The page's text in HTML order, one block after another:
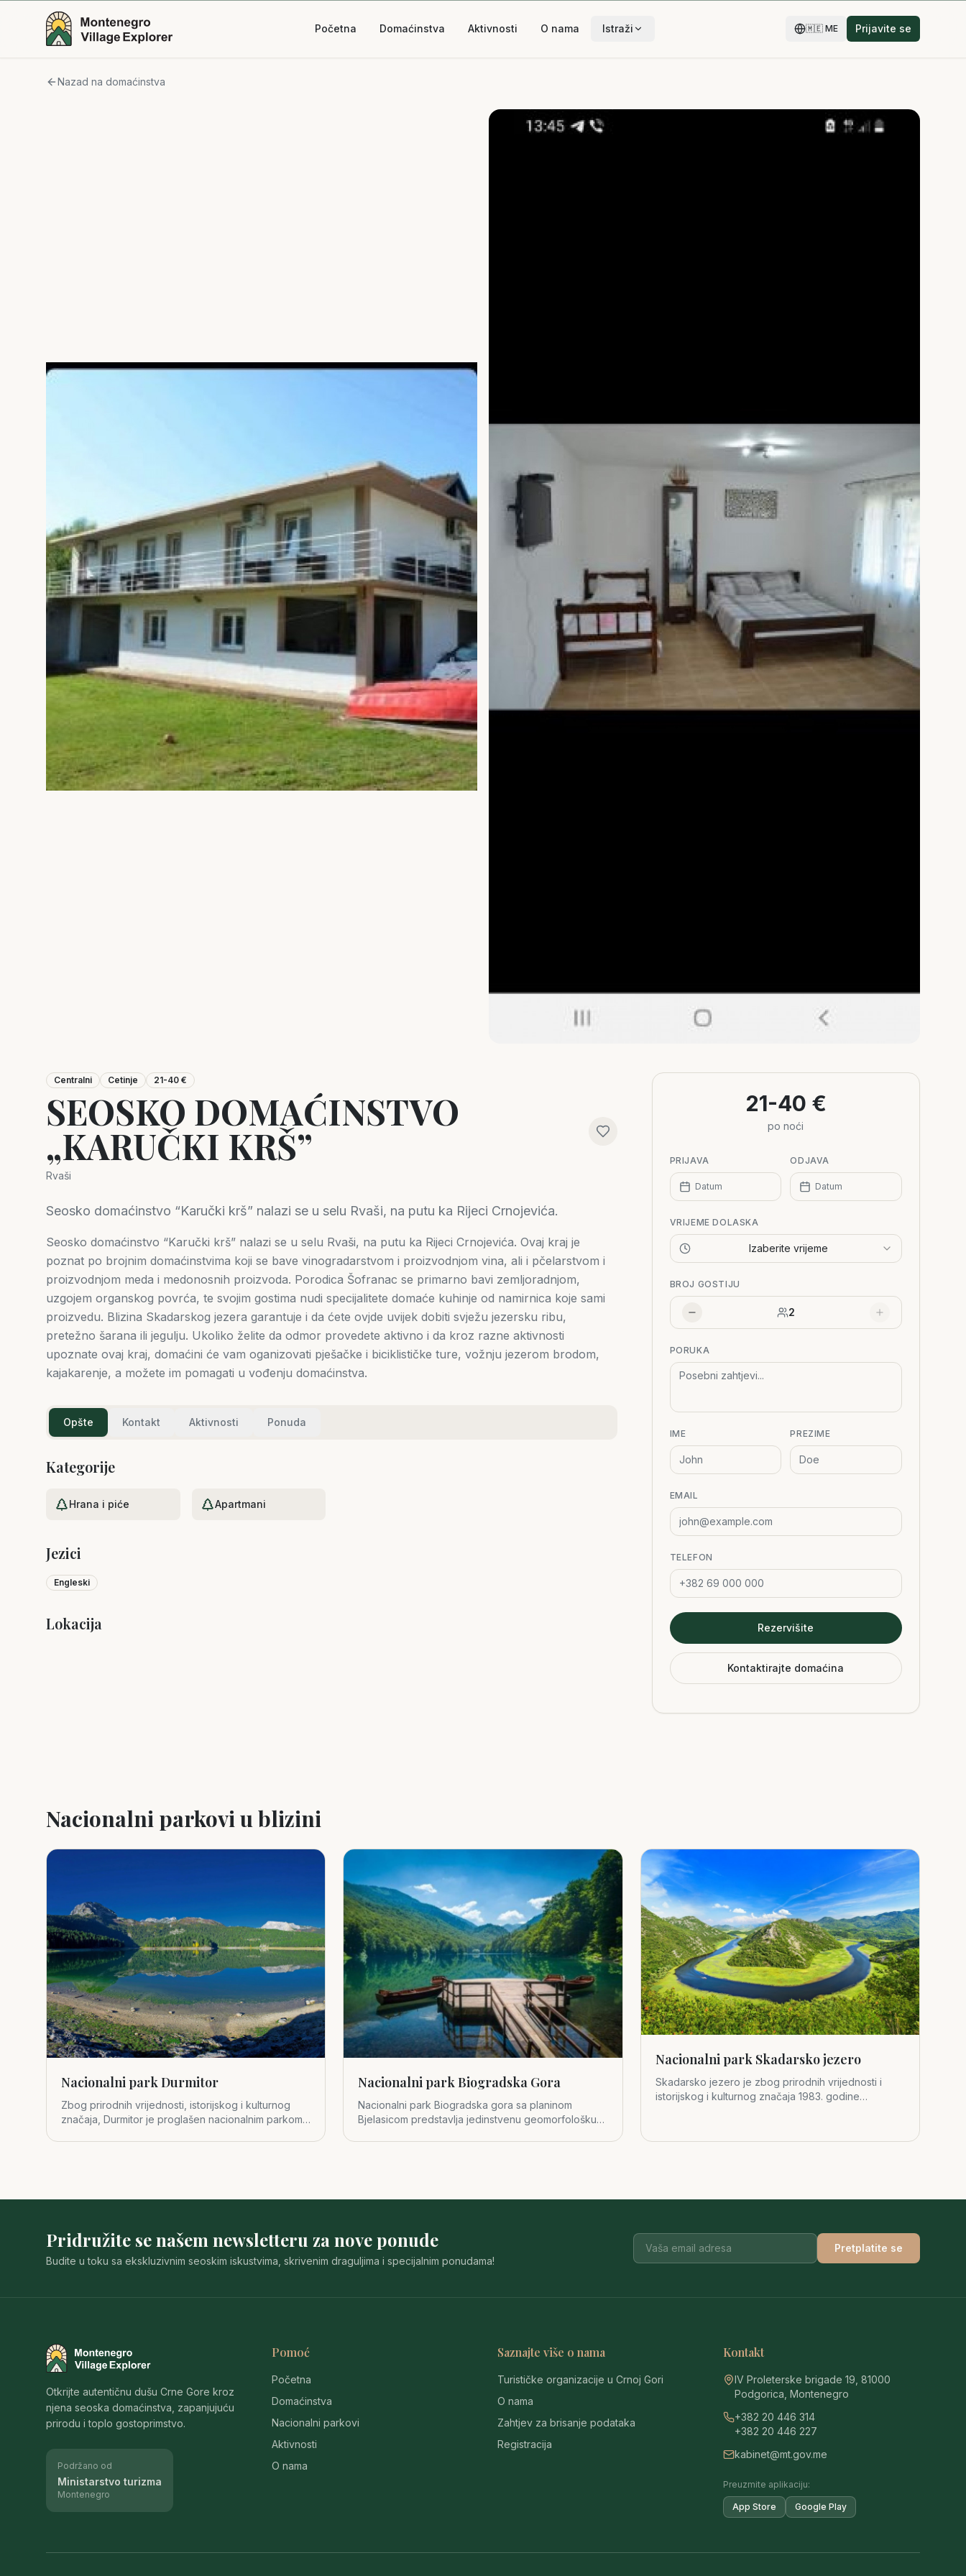
Početna Domaćinstva Aktivnosti O nama Istraži 🇲🇪 ME Prijavite se
Nazad na domaćinstva
Centralni Cetinje 21-40 €
SEOSKO DOMAĆINSTVO
„KARUČKI KRŠ”
Rvaši
Seosko domaćinstvo “Karučki krš” nalazi se u selu Rvaši, na putu ka Rijeci Crnojevića.
Seosko domaćinstvo “Karučki krš” nalazi se u selu Rvaši, na putu ka Rijeci Crnojevića. Ovaj kraj je
poznat po brojnim domaćinstvima koji se bave vinogradarstvom i proizvodnjom vina, ali i pčelarstvom i
proizvodnjom meda i medonosnih proizvoda. Porodica Šofranac se primarno bavi zemljoradnjom,
uzgojem organskog povrća, te svojim gostima nudi specijalitete domaće kuhinje od namirnica koje sami
proizvedu. Blizina Skadarskog jezera garantuje i da ćete ovjde uvijek dobiti svježu jezersku ribu,
pretežno šarana ili jegulju. Ukoliko želite da odmor provedete aktivno i da kroz razne aktivnosti
upoznate ovaj kraj, domaćini će vam oganizovati pješačke i biciklističke ture, vožnju jezerom brodom,
kajakarenje, a možete im pomagati u vođenju domaćinstva.
Opšte Kontakt Aktivnosti Ponuda
Kategorije
Hrana i piće Apartmani
Jezici
Engleski
Lokacija
21-40 €
po noći
PRIJAVA
Datum
ODJAVA
Datum
VRIJEME DOLASKA
Izaberite vrijeme
BROJ GOSTIJU
2
PORUKA
IME PREZIME
EMAIL
TELEFON
Rezervišite
Kontaktirajte domaćina
Nacionalni parkovi u blizini
Nacionalni park Durmitor
Zbog prirodnih vrijednosti, istorijskog i kulturnog
značaja, Durmitor je proglašen nacionalnim parkom
Nacionalni park Biogradska Gora
Nacionalni park Biogradska gora sa planinom
Bjelasicom predstavlja jedinstvenu geomorfološku
Nacionalni park Skadarsko jezero
Skadarsko jezero je zbog prirodnih vrijednosti i
istorijskog i kulturnog značaja 1983. godine
Pridružite se našem newsletteru za nove ponude
Budite u toku sa ekskluzivnim seoskim iskustvima, skrivenim draguljima i specijalnim ponudama!
Pretplatite se
Montenegro Village Explorer
Otkrijte autentičnu dušu Crne Gore kroz
njena seoska domaćinstva, zapanjujuću
prirodu i toplo gostoprimstvo.
Podržano od
Ministarstvo turizma
Montenegro
Pomoć
Početna
Domaćinstva
Nacionalni parkovi
Aktivnosti
O nama
Saznajte više o nama
Turističke organizacije u Crnoj Gori
O nama
Zahtjev za brisanje podataka
Registracija
Kontakt
IV Proleterske brigade 19, 81000
Podgorica, Montenegro
+382 20 446 314
+382 20 446 227
kabinet@mt.gov.me
Preuzmite aplikaciju:
App Store Google Play